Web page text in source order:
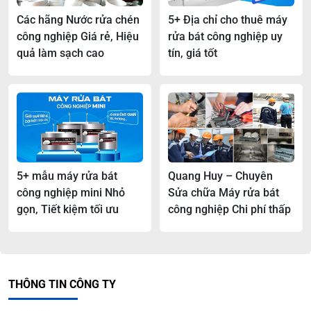
không đủ khiến dầu mỡ, mảng bám khó thể rửa trôi.
Trong khi đó, dùng máy rửa chén công nghệ thế hệ mới
Các hãng Nước rửa chén
công nghiệp Giá rẻ, Hiệu
quả làm sạch cao
5+ Địa chỉ cho thuê máy
rửa bát công nghiệp uy
tín, giá tốt
5+ mẫu máy rửa bát
công nghiệp mini Nhỏ
gọn, Tiết kiệm tối ưu
Quang Huy – Chuyên
Sửa chữa Máy rửa bát
công nghiệp Chi phí thấp
THÔNG TIN CÔNG TY